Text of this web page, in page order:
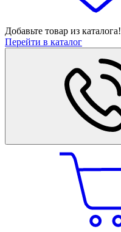
Добавьте товар из каталога!
Перейти в каталог